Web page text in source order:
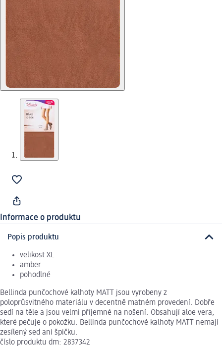
Informace o produktu
Popis produktu
velikost XL
amber
pohodlné
Bellinda punčochové kalhoty MATT jsou vyrobeny z
poloprůsvitného materiálu v decentně matném provedení. Dobře
sedí na těle a jsou velmi příjemné na nošení. Obsahují aloe vera,
které pečuje o pokožku. Bellinda punčochové kalhoty MATT nemají
zesílený sed ani špičku.
číslo produktu dm: 2837342